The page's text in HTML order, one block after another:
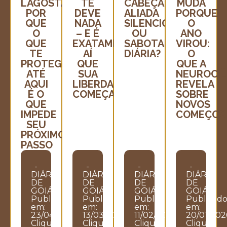
LAGOSTA:
POR
QUE
O
QUE
TE
PROTEGEU
ATÉ
AQUI
É O
QUE
IMPEDE
SEU
PRÓXIMO
PASSO
-
DIÁRIO
DE
GOIÁS
Publicado
em:
23/04/2026
Clique
TE
DEVE
NADA
– E É
EXATAMENTE
AÍ
QUE
SUA
LIBERDADE
COMEÇA
-
DIÁRIO
DE
GOIÁS
Publicado
em:
13/03/2026
Clique
CABEÇA:
ALIADA
SILENCIOSA
OU
SABOTADORA
DIÁRIA?
-
DIÁRIO
DE
GOIÁS
Publicado
em:
11/02/2026
Clique
MUDA
PORQUE
O
ANO
VIROU:
O
QUE A
REVELA
SOBRE
NOVOS
COMEÇOS
-
DIÁRIO
DE
GOIÁS
Publicado
em:
20/01/
Clique